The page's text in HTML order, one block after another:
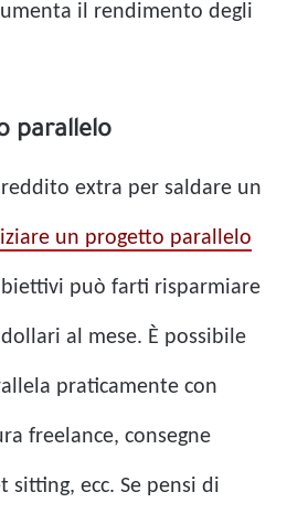
il rendimento degli
parallelo
extra per saldare un
un progetto parallelo
può farti risparmiare
al mese. È possibile
praticamente con
freelance, consegne
sitting, ecc. Se pensi di